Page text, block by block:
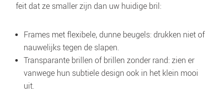
feit dat ze smaller zijn dan uw huidige bril:
Frames met flexibele, dunne beugels: drukken niet of
nauwelijks tegen de slapen.
Transparante brillen of brillen zonder rand: zien er
vanwege hun subtiele design ook in het klein mooi
uit.